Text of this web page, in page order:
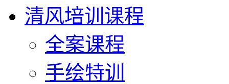
清风培训课程
全案课程
手绘特训